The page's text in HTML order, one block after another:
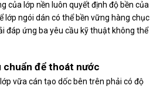
của lớp nền luôn quyết định độ bền của
lớp ngói dán có thể bền vững hàng chục
đáp ứng ba yêu cầu kỹ thuật không thể
để thoát nước
vữa cán tạo dốc bên trên phải có độ